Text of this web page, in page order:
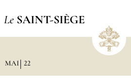
Le SAINT-SIÈGE
MAI 22